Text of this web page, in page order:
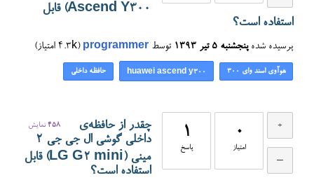
Ascend Y300) قابل
استفاده است؟
پرسیده شده پنجشنبه ۵ تیر ۱۳۹۳ توسط programmer
(
4.3k امتیاز)
هوآوی اسند وای ۳۰۰ huawei ascend y300 حافظه داخلی
0
امتیاز
1
پاسخ
458 نمایش
چقدر از حافظه‌ی
داخلی گوشی ال جی جی ۲
مینی (LG G2 mini) قابل
استفاده است؟